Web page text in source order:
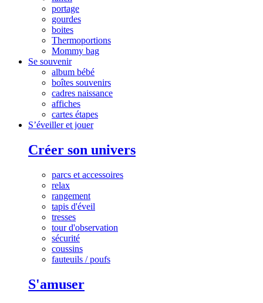
portage
gourdes
boites
Thermoportions
Mommy bag
Se souvenir
album bébé
boîtes souvenirs
cadres naissance
affiches
cartes étapes
S’éveiller et jouer
Créer son univers
parcs et accessoires
relax
rangement
tapis d'éveil
tresses
tour d'observation
sécurité
coussins
fauteuils / poufs
S'amuser